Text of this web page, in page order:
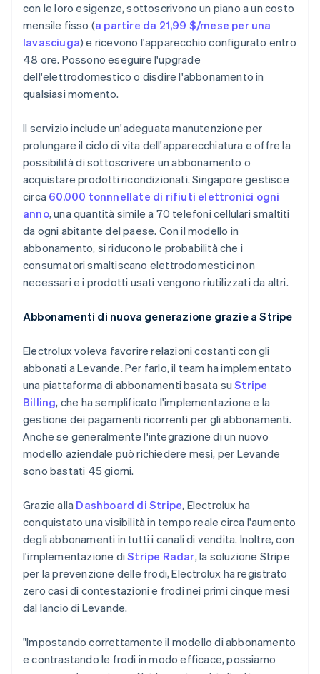
con le loro esigenze, sottoscrivono un piano a un costo
mensile fisso (a partire da 21,99 $/mese per una
lavasciuga) e ricevono l'apparecchio configurato entro
48 ore. Possono eseguire l'upgrade
dell'elettrodomestico o disdire l'abbonamento in
qualsiasi momento.
Il servizio include un'adeguata manutenzione per
prolungare il ciclo di vita dell'apparecchiatura e offre la
possibilità di sottoscrivere un abbonamento o
acquistare prodotti ricondizionati. Singapore gestisce
circa 60.000 tonnnellate di rifiuti elettronici ogni
anno, una quantità simile a 70 telefoni cellulari smaltiti
da ogni abitante del paese. Con il modello in
abbonamento, si riducono le probabilità che i
consumatori smaltiscano elettrodomestici non
necessari e i prodotti usati vengono riutilizzati da altri.
Abbonamenti di nuova generazione grazie a Stripe
Electrolux voleva favorire relazioni costanti con gli
abbonati a Levande. Per farlo, il team ha implementato
una piattaforma di abbonamenti basata suStripe
Billing, che ha semplificato l'implementazione e la
gestione dei pagamenti ricorrenti per gli abbonamenti.
Anche se generalmente l'integrazione di un nuovo
modello aziendale può richiedere mesi, per Levande
sono bastati 45 giorni.
Grazie alla Dashboard di Stripe, Electrolux ha
conquistato una visibilità in tempo reale circa l'aumento
degli abbonamenti in tutti i canali di vendita. Inoltre, con
l'implementazione diStripe Radar, la soluzione Stripe
per la prevenzione delle frodi, Electrolux ha registrato
zero casi di contestazioni e frodi nei primi cinque mesi
dal lancio di Levande.
"Impostando correttamente il modello di abbonamento
e contrastando le frodi in modo efficace, possiamo